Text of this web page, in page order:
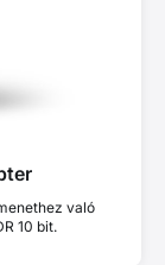
való
10 bit.